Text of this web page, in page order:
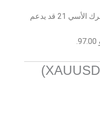
الاستقرار فوق المتوسط المتحرك الأسي 21 قد يدعم